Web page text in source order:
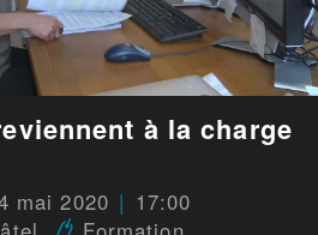
à la charge
mai 2020
17:00